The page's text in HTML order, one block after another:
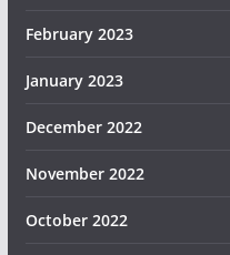
February 2023
January 2023
December 2022
November 2022
October 2022